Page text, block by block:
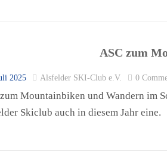
ASC zum
2025 Alsfelder SKI-Club e.V. 0
Mountainbiken und Wandern im
Skiclub auch in diesem Jahr eine.